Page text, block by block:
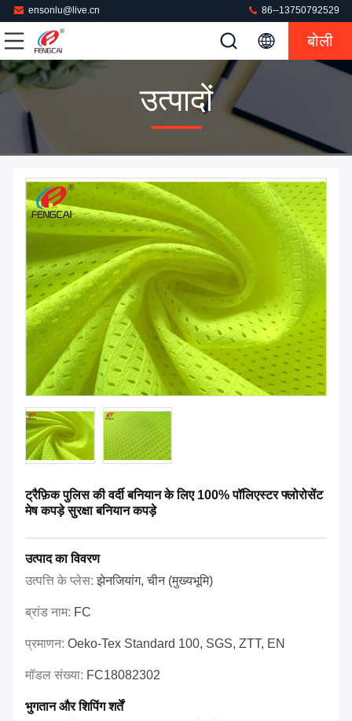
ensonlu@live.cn 86--13750792529
बोली
उत्पादों
ट्रैफ़िक पुलिस की वर्दी बनियान के लिए 100% पॉलिएस्टर फ्लोरोसेंट
मेष कपड़े सुरक्षा बनियान कपड़े
उत्पाद का विवरण
उत्पत्ति के प्लेस:झेनजियांग, चीन (मुख्यभूमि)
ब्रांड नाम: FC
प्रमाणन: Oeko-Tex Standard 100, SGS, ZTT, EN
मॉडल संख्या: FC18082302
भुगतान और शिपिंग शर्तें